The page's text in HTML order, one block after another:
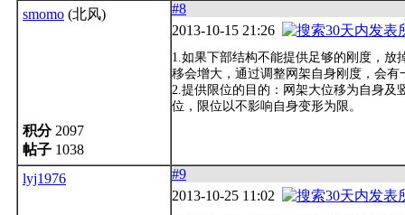
smomo (北风)
积分2097
帖子 1038
#8
2013-10-15 21:26
1.如果下部结构不能提供足够的刚度，放
移会增大，通过调整网架自身刚度，会有
2.提供限位的目的：网架大位移为自身及
位，限位以不影响自身变形为限。
lyj1976
#9
2013-10-25 11:02